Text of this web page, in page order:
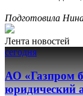
Подготовила
Лента новостей
сегодня
АО «Газпром
юридический